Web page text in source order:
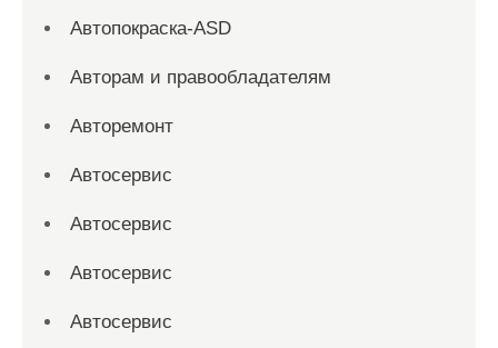
Автопокраска-ASD
Авторам и правообладателям
Авторемонт
Автосервис
Автосервис
Автосервис
Автосервис